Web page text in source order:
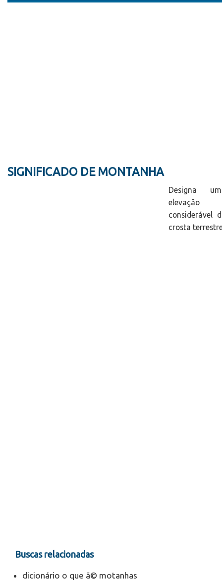
SIGNIFICADO DE MONTANHA
Designa
elevação
considerável
crosta
Buscas relacionadas
dicionário o que ã© motanhas